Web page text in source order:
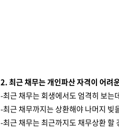
2. 최근 채무는 개인파산 자격이 어려
-최근 채무는 회생에서도 엄격히 보는
-최근 채무까지는 상환해야 나머지 빚
-최근 채무는 최근까지도 채무상환 할